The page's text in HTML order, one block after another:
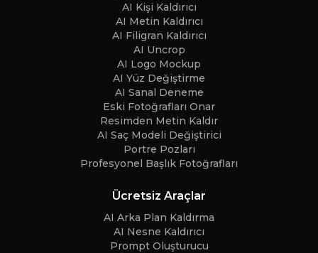
AI Kişi Kaldırıcı
AI Metin Kaldırıcı
AI Filigran Kaldırıcı
AI Uncrop
AI Logo Mockup
AI Yüz Değiştirme
AI Sanal Deneme
Eski Fotoğrafları Onar
Resimden Metin Kaldır
AI Saç Modeli Değiştirici
Portre Pozları
Profesyonel Başlık Fotoğrafları
Ücretsiz Araçlar
AI Arka Plan Kaldırma
AI Nesne Kaldırıcı
Prompt Oluşturucu